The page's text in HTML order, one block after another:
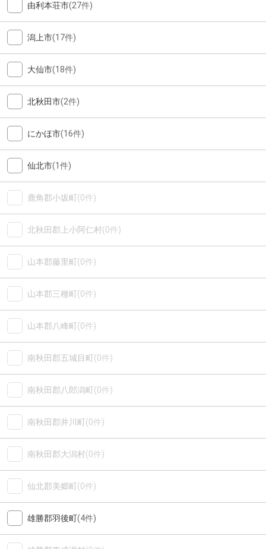
由利本荘市(27件)
潟上市(17件)
大仙市(18件)
北秋田市(2件)
にかほ市(16件)
仙北市(1件)
鹿角郡小坂町(0件)
北秋田郡上小阿仁村(0件)
山本郡藤里町(0件)
山本郡三種町(0件)
山本郡八峰町(0件)
南秋田郡五城目町(0件)
南秋田郡八郎潟町(0件)
南秋田郡井川町(0件)
南秋田郡大潟村(0件)
仙北郡美郷町(0件)
雄勝郡羽後町(4件)